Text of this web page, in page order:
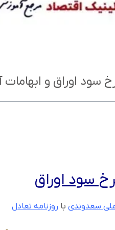
سود اوراق و ابهامات
سود اوراق
علی سعدوندی با روزنامه تعادل